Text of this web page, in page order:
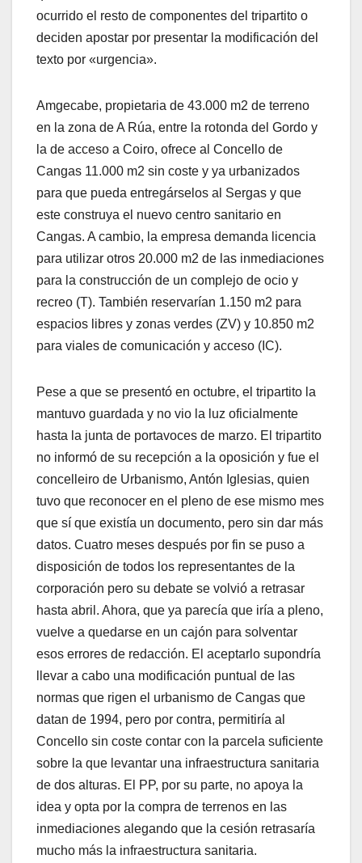
ocurrido el resto de componentes del tripartito o
deciden apostar por presentar la modificación del
texto por «urgencia».
Amgecabe, propietaria de 43.000 m2 de terreno
en la zona de A Rúa, entre la rotonda del Gordo y
la de acceso a Coiro, ofrece al Concello de
Cangas 11.000 m2 sin coste y ya urbanizados
para que pueda entregárselos al Sergas y que
este construya el nuevo centro sanitario en
Cangas. A cambio, la empresa demanda licencia
para utilizar otros 20.000 m2 de las inmediaciones
para la construcción de un complejo de ocio y
recreo (T). También reservarían 1.150 m2 para
espacios libres y zonas verdes (ZV) y 10.850 m2
para viales de comunicación y acceso (IC).
Pese a que se presentó en octubre, el tripartito la
mantuvo guardada y no vio la luz oficialmente
hasta la junta de portavoces de marzo. El tripartito
no informó de su recepción a la oposición y fue el
concelleiro de Urbanismo, Antón Iglesias, quien
tuvo que reconocer en el pleno de ese mismo mes
que sí que existía un documento, pero sin dar más
datos. Cuatro meses después por fin se puso a
disposición de todos los representantes de la
corporación pero su debate se volvió a retrasar
hasta abril. Ahora, que ya parecía que iría a pleno,
vuelve a quedarse en un cajón para solventar
esos errores de redacción. El aceptarlo supondría
llevar a cabo una modificación puntual de las
normas que rigen el urbanismo de Cangas que
datan de 1994, pero por contra, permitiría al
Concello sin coste contar con la parcela suficiente
sobre la que levantar una infraestructura sanitaria
de dos alturas. El PP, por su parte, no apoya la
idea y opta por la compra de terrenos en las
inmediaciones alegando que la cesión retrasaría
mucho más la infraestructura sanitaria.